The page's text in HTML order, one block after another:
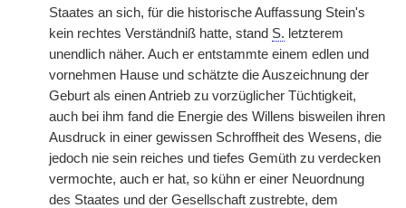
Staates an sich, für die historische Auffassung Stein's
kein rechtes Verständniß hatte, stand S. letzterem
unendlich näher. Auch er entstammte einem edlen und
vornehmen Hause und schätzte die Auszeichnung der
Geburt als einen Antrieb zu vorzüglicher Tüchtigkeit,
auch bei ihm fand die Energie des Willens bisweilen ihren
Ausdruck in einer gewissen Schroffheit des Wesens, die
jedoch nie sein reiches und tiefes Gemüth zu verdecken
vermochte, auch er hat, so kühn er einer Neuordnung
des Staates und der Gesellschaft zustrebte, dem